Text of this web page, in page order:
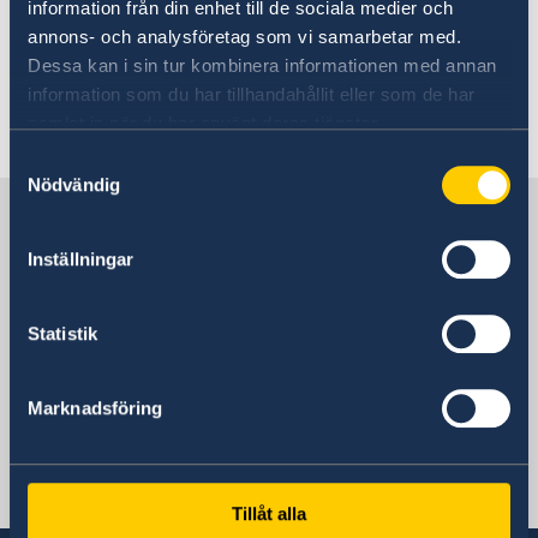
information från din enhet till de sociala medier och
annons- och analysföretag som vi samarbetar med.
Dessa kan i sin tur kombinera informationen med annan
information som du har tillhandahållit eller som de har
Nödvändig
Inställningar
Statistik
Marknadsföring
Tillåt alla
har fått en försäkran från försäkringsbolaget
eller en förhandsbetalning.
Senast uppdaterad 01 juli 2026, 10.45
Svenska konsulat